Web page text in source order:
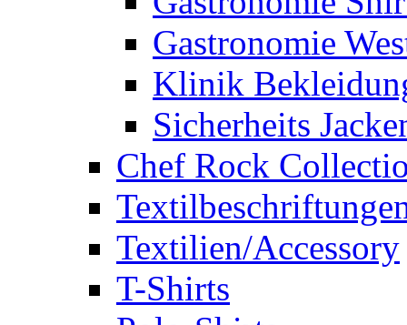
Gastronomie
Klinik
Sicherheits
Chef Rock
Textilien/Accessory
T-Shirts